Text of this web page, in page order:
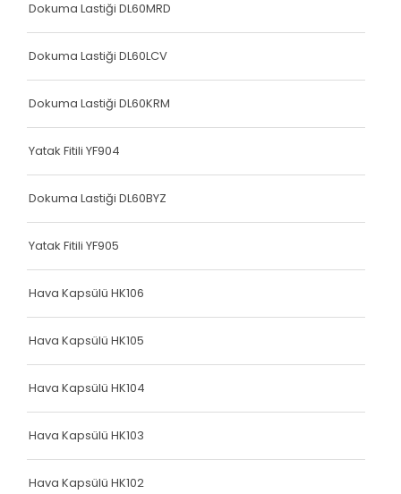
Dokuma Lastiği DL60MRD
Dokuma Lastiği DL60LCV
Dokuma Lastiği DL60KRM
Yatak Fitili YF904
Dokuma Lastiği DL60BYZ
Yatak Fitili YF905
Hava Kapsülü HK106
Hava Kapsülü HK105
Hava Kapsülü HK104
Hava Kapsülü HK103
Hava Kapsülü HK102